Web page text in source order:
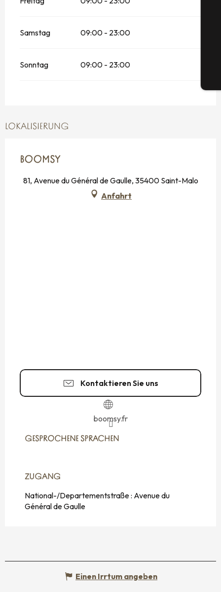
Samstag 09:00 - 23:00
Sonntag 09:00 - 23:00
LOKALISIERUNG
BOOMSY
81, Avenue du Général de Gaulle, 35400 Saint-Malo
Anfahrt
Kontaktieren Sie uns
boomsy.fr
GESPROCHENE SPRACHEN
GESPROCHENE SPRACHEN
ZUGANG
ZUGANG
National-/Departementstraße : Avenue du
Général de Gaulle
Einen Irrtum angeben